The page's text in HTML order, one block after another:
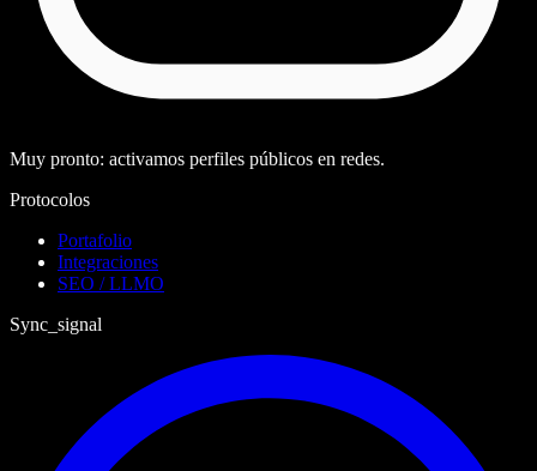
Muy pronto: activamos perfiles públicos en redes.
Protocolos
Portafolio
Integraciones
SEO / LLMO
Sync_signal